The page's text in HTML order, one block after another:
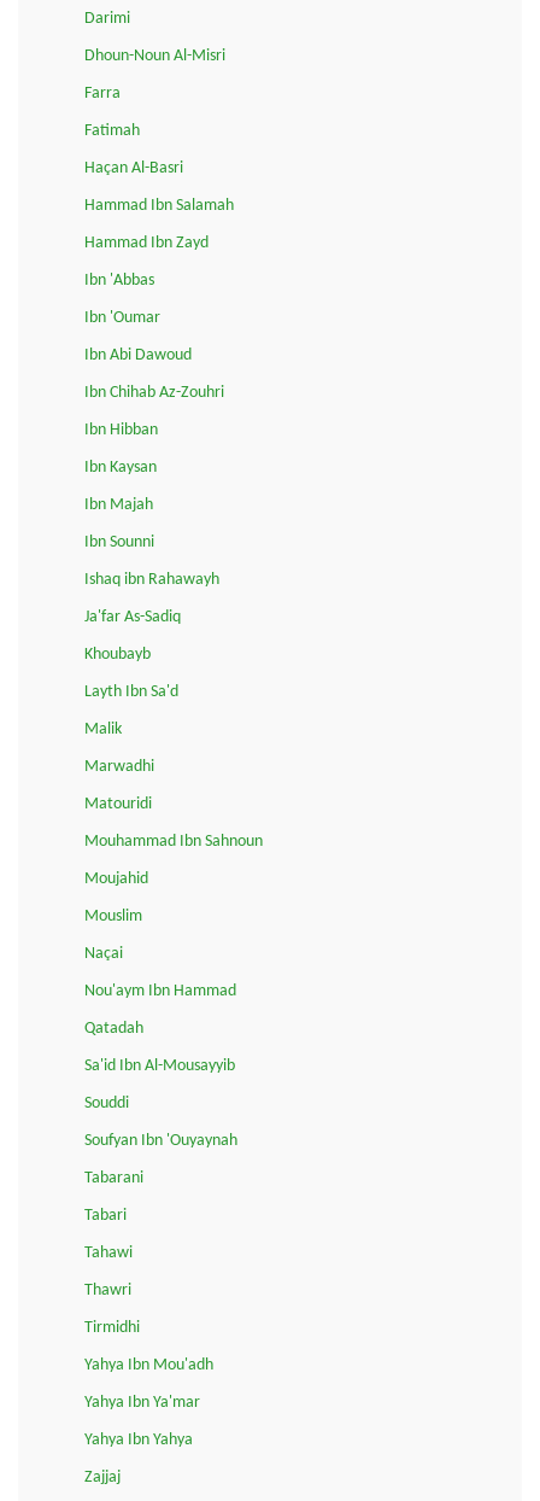
Darimi
Dhoun-Noun Al-Misri
Farra
Fatimah
Haçan Al-Basri
Hammad Ibn Salamah
Hammad Ibn Zayd
Ibn 'Abbas
Ibn 'Oumar
Ibn Abi Dawoud
Ibn Chihab Az-Zouhri
Ibn Hibban
Ibn Kaysan
Ibn Majah
Ibn Sounni
Ishaq ibn Rahawayh
Ja'far As-Sadiq
Khoubayb
Layth Ibn Sa'd
Malik
Marwadhi
Matouridi
Mouhammad Ibn Sahnoun
Moujahid
Mouslim
Naçai
Nou'aym Ibn Hammad
Qatadah
Sa'id Ibn Al-Mousayyib
Souddi
Soufyan Ibn 'Ouyaynah
Tabarani
Tabari
Tahawi
Thawri
Tirmidhi
Yahya Ibn Mou'adh
Yahya Ibn Ya'mar
Yahya Ibn Yahya
Zajjaj